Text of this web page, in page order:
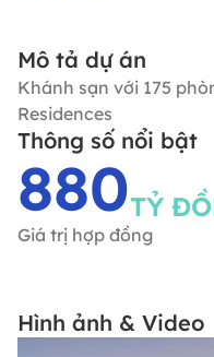
Mô tả dự án
Khánh sạn với 175
Residences
Thông số nổi bật
880TỶ
Giá trị hợp đồng
Hình ảnh & Video